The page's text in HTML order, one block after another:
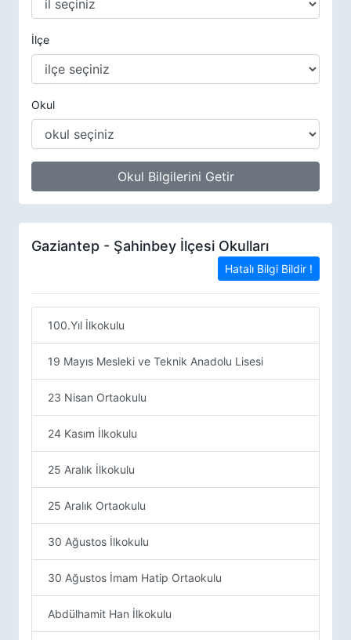
İlçe
Okul
Okul Bilgilerini Getir
Gaziantep - Şahinbey İlçesi Okulları
Hatalı Bilgi Bildir !
100.Yıl İlkokulu
19 Mayıs Mesleki ve Teknik Anadolu Lisesi
23 Nisan Ortaokulu
24 Kasım İlkokulu
25 Aralık İlkokulu
25 Aralık Ortaokulu
30 Ağustos İlkokulu
30 Ağustos İmam Hatip Ortaokulu
Abdülhamit Han İlkokulu